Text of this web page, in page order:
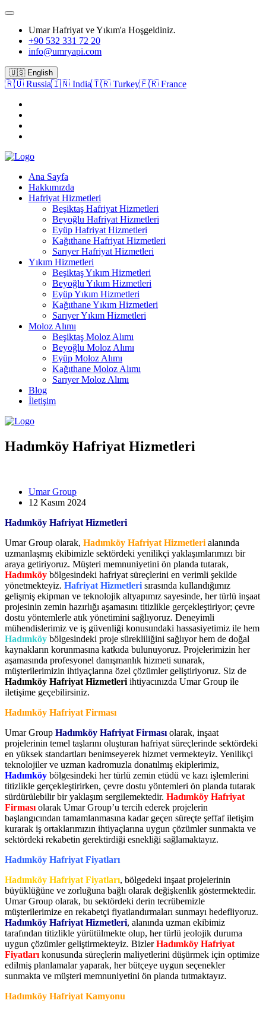
Umar Hafriyat ve Yıkım'a Hoşgeldiniz.
+90 532 331 72 20
info@umryapi.com
🇺🇸 English
🇷🇺 Russia🇮🇳 India🇹🇷 Turkey🇫🇷 France
Ana Sayfa
Hakkımızda
Hafriyat Hizmetleri
Beşiktaş Hafriyat Hizmetleri
Beyoğlu Hafriyat Hizmetleri
Eyüp Hafriyat Hizmetleri
Kağıthane Hafriyat Hizmetleri
Sarıyer Hafriyat Hizmetleri
Yıkım Hizmetleri
Beşiktaş Yıkım Hizmetleri
Beyoğlu Yıkım Hizmetleri
Eyüp Yıkım Hizmetleri
Kağıthane Yıkım Hizmetleri
Sarıyer Yıkım Hizmetleri
Moloz Alımı
Beşiktaş Moloz Alımı
Beyoğlu Moloz Alımı
Eyüp Moloz Alımı
Kağıthane Moloz Alımı
Sarıyer Moloz Alımı
Blog
İletişim
Hadımköy Hafriyat Hizmetleri
Umar Group
12 Kasım 2024
Hadımköy Hafriyat Hizmetleri
Umar Group olarak, Hadımköy Hafriyat Hizmetleri alanında
uzmanlaşmış ekibimizle sektördeki yenilikçi yaklaşımlarımızı bir
araya getiriyoruz. Müşteri memnuniyetini ön planda tutarak,
Hadımköy bölgesindeki hafriyat süreçlerini en verimli şekilde
yönetmekteyiz. Hafriyat Hizmetleri sırasında kullandığımız
gelişmiş ekipman ve teknolojik altyapımız sayesinde, her türlü inşaat
projesinin zemin hazırlığı aşamasını titizlikle gerçekleştiriyor; çevre
dostu yöntemlerle atık yönetimini sağlıyoruz. Deneyimli
mühendislerimiz ve iş güvenliği konusundaki hassasiyetimiz ile hem
Hadımköy bölgesindeki proje sürekliliğini sağlıyor hem de doğal
kaynakların korunmasına katkıda bulunuyoruz. Projelerimizin her
aşamasında profesyonel danışmanlık hizmeti sunarak,
müşterilerimizin ihtiyaçlarına özel çözümler geliştiriyoruz. Siz de
Hadımköy Hafriyat Hizmetleri ihtiyacınızda Umar Group ile
iletişime geçebilirsiniz.
Hadımköy Hafriyat Firması
Umar Group Hadımköy Hafriyat Firması olarak, inşaat
projelerinin temel taşlarını oluşturan hafriyat süreçlerinde sektördeki
en yüksek standartları benimseyerek hizmet vermekteyiz. Yenilikçi
teknolojiler ve uzman kadromuzla donatılmış ekiplerimiz,
Hadımköy bölgesindeki her türlü zemin etüdü ve kazı işlemlerini
titizlikle gerçekleştirirken, çevre dostu yöntemleri ön planda tutarak
sürdürülebilir bir yaklaşım sergilemektedir. Hadımköy Hafriyat
Firması olarak Umar Group’u tercih ederek projelerin
başlangıcından tamamlanmasına kadar geçen süreçte şeffaf iletişim
kurarak iş ortaklarımızın ihtiyaçlarına uygun çözümler sunmakta ve
sektördeki rekabetin gerektirdiği esnekliği sağlamaktayız.
Hadımköy Hafriyat Fiyatları
Hadımköy Hafriyat Fiyatları, bölgedeki inşaat projelerinin
büyüklüğüne ve zorluğuna bağlı olarak değişkenlik göstermektedir.
Umar Group olarak, bu sektördeki derin tecrübemizle
müşterilerimize en rekabetçi fiyatlandırmaları sunmayı hedefliyoruz.
Hadımköy Hafriyat Hizmetleri, alanında uzman ekibimiz
tarafından titizlikle yürütülmekte olup, her türlü jeolojik duruma
uygun çözümler geliştirmekteyiz. BizlerHadımköy Hafriyat
Fiyatları konusunda süreçlerin maliyetlerini düşürmek için optimize
edilmiş planlamalar yaparak, her bütçeye uygun seçenekler
sunmakta ve müşteri memnuniyetini ön planda tutmaktayız.
Hadımköy Hafriyat Kamyonu